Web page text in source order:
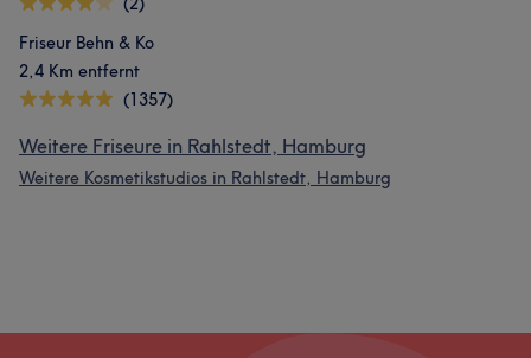
Friseur Behn & Ko
2,4 Km entfernt
(1357)
Weitere Friseure in Rahlstedt, Hamburg
Weitere Kosmetikstudios in Rahlstedt, Hamburg